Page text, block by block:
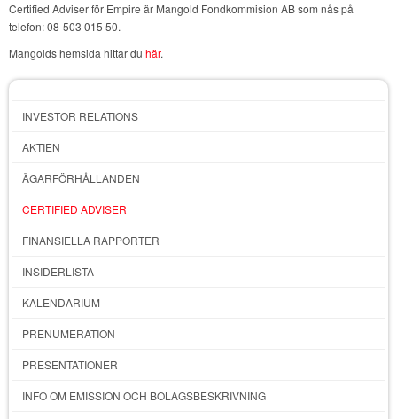
Certified Adviser för Empire är Mangold Fondkommision AB som nås på
telefon: 08-503 015 50.
Mangolds hemsida hittar du här.
INVESTOR RELATIONS
AKTIEN
ÄGARFÖRHÅLLANDEN
CERTIFIED ADVISER
FINANSIELLA RAPPORTER
INSIDERLISTA
KALENDARIUM
PRENUMERATION
PRESENTATIONER
INFO OM EMISSION OCH BOLAGSBESKRIVNING